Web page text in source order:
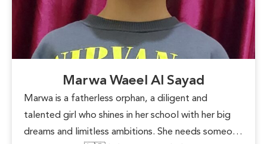
Marwa Waeel Al Sayad
Marwa is a fatherless orphan, a diligent and
talented girl who shines in her school with her big
dreams and limitless ambitions. She needs someone